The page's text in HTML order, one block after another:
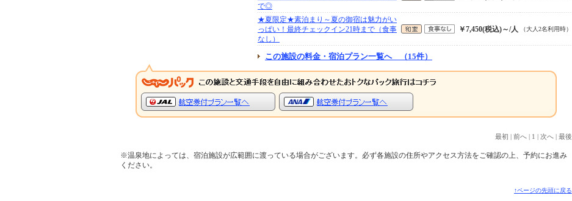
で◎
★夏限定★素泊まり～夏の御宿は魅力がい
っぱい！最終チェックイン21時まで（食事
なし）
￥7,450(税込)～/人 （大人2名利用時）
この施設の料金・宿泊プラン一覧へ （15件）
最初 | 前へ | 1 | 次へ | 最後
※温泉地によっては、宿泊施設が広範囲に渡っている場合がございます。必ず各施設の住所やアクセス方法をご確認の上、予約にお進み
ください。
↑ページの先頭に戻る